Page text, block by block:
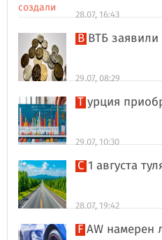
28.07, 16:43
В ВТБ
29.07, 08:29
Турция
29.07, 10:30
С 1 августа
28.07, 19:42
FAW